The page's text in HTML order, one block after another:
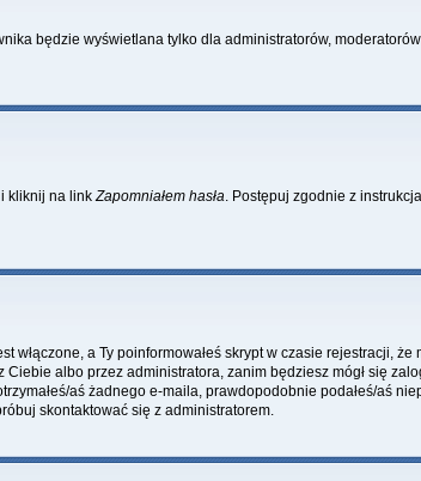
będzie wyświetlana tylko dla administratorów,
i kliknij na linkZapomniałem hasła. Postępuj zgodnie z
włączone, a Ty poinformowałeś skrypt w czasie rejestracji, że
albo przez administratora, zanim będziesz mógł się
aś żadnego e-maila, prawdopodobnie podałeś/aś
skontaktować się z administratorem.